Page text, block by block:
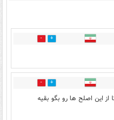
10
8
از این اصلح ها رو بگو بقیه